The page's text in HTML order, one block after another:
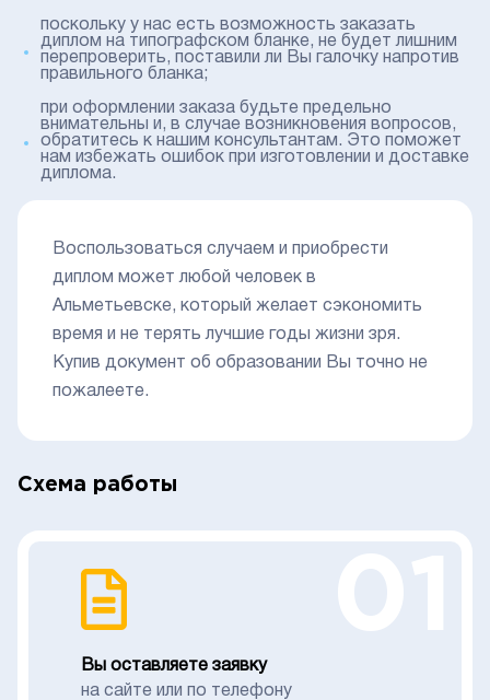
поскольку у нас есть возможность заказать
диплом на типографском бланке, не будет лишним
перепроверить, поставили ли Вы галочку напротив
правильного бланка;
при оформлении заказа будьте предельно
внимательны и, в случае возникновения вопросов,
обратитесь к нашим консультантам. Это поможет
нам избежать ошибок при изготовлении и доставке
диплома.
Воспользоваться случаем и приобрести
диплом может любой человек в
Альметьевске, который желает сэкономить
время и не терять лучшие годы жизни зря.
Купив документ об образовании Вы точно не
пожалеете.
Схема работы
Вы оставляете заявку
на сайте или по телефону